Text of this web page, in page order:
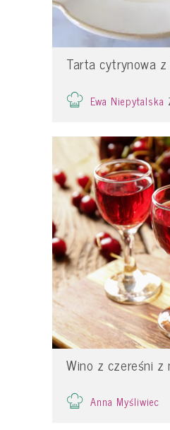
Tarta cytrynowa
Ewa Niepytalska
Wino z czereśni z
Anna Myśliwiec